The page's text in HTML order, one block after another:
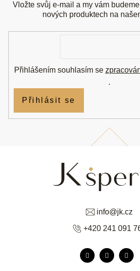
info@jk.cz
+420 241 091
Vložte svůj e-mail a my vám
nových produktech na
Přihlášením souhlasím se
.
Přihlásit se